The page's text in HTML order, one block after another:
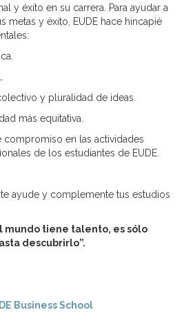
y éxito en su carrera. Para ayudar a
metas y éxito, EUDE hace hincapié
y pluralidad de ideas.
más equitativa.
compromiso en las actividades
de los estudiantes de EUDE.
ayude y complemente tus estudios
mundo tiene talento, es sólo
descubrirlo”.
Business School